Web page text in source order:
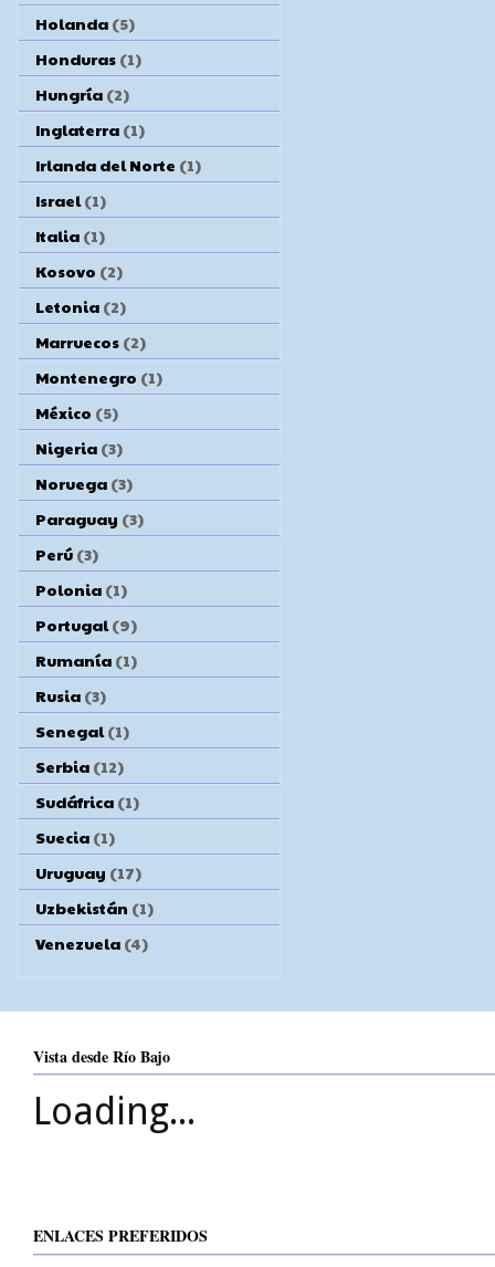
Holanda (5)
Honduras (1)
Hungría (2)
Inglaterra (1)
Irlanda del Norte (1)
Israel (1)
Italia (1)
Kosovo (2)
Letonia (2)
Marruecos (2)
Montenegro (1)
México (5)
Nigeria (3)
Noruega (3)
Paraguay (3)
Perú (3)
Polonia (1)
Portugal (9)
Rumanía (1)
Rusia (3)
Senegal (1)
Serbia (12)
Sudáfrica (1)
Suecia (1)
Uruguay (17)
Uzbekistán (1)
Venezuela (4)
Vista desde Río Bajo
Loading...
ENLACES PREFERIDOS